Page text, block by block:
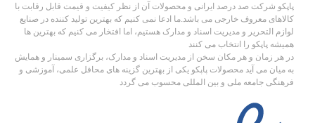
پاپکو شرکت صد درصد ایرانی و محصولات آن از نظر کیفیت و قیمت قابل رقابت با
کالاهای معروف خارجی می باشد.ما ادعا نمی کنیم که بهترین تولید کننده در صنایع
لوازم التحریر و مدیریت اسناد و مدارک هستیم، اما افتخار می کنیم که بهترین ها
همیشه پاپکو را انتخاب می کنند
در هر زمان و هر مکان سخن از مدیریت اسناد و مدارک، برگزاری سمینار و همایش
به میان می آید محصولات پاپکو یکی از بهترین گزینه های محافل علمی، آموزشی و
فرهنگی جامعه ملی و بین المللی محسوب می گردد